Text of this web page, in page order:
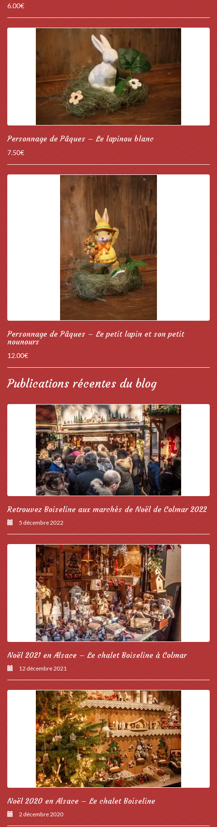
6.00€
Personnage de Pâques – Le lapinou blanc
7.50€
Personnage de Pâques – Le petit lapin et son petit
nounours
12.00€
Publications récentes du blog
Retrouvez Boiseline aux marchés de Noël de Colmar 2022
5 décembre 2022
Noël 2021 en Alsace – Le chalet Boiseline à Colmar
12 décembre 2021
Noël 2020 en Alsace – Le chalet Boiseline
2 décembre 2020